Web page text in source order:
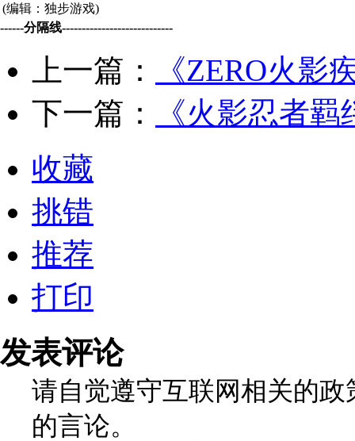
(编辑：独步游戏)
------分隔线----------------------------
上一篇：
《ZERO火影
下一篇：
《火影忍者
收藏
挑错
推荐
打印
发表评论
请自觉遵守互联网相关的
的言论。